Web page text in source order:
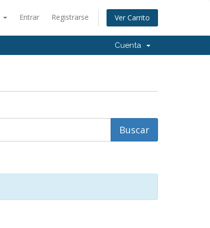
Entrar Registrarse Ver Carrito
Cuenta